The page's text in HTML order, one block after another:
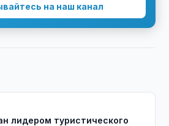
на наш канал
лидером туристического